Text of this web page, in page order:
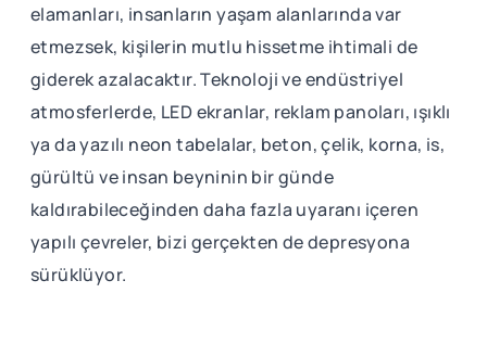
elamanları, insanların yaşam alanlarında var
etmezsek, kişilerin mutlu hissetme ihtimali de
giderek azalacaktır. Teknoloji ve endüstriyel
atmosferlerde, LED ekranlar, reklam panoları, ışıklı
ya da yazılı neon tabelalar, beton, çelik, korna, is,
gürültü ve insan beyninin bir günde
kaldırabileceğinden daha fazla uyaranı içeren
yapılı çevreler, bizi gerçekten de depresyona
sürüklüyor.